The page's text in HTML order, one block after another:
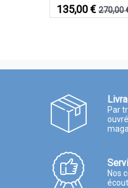
Prix
135,00 € Prix de
270,00
Par
Nos